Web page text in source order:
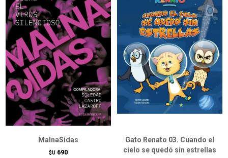
MalnaSidas
$U 690
Gato Renato 03. Cuando el
cielo se quedó sin estrellas